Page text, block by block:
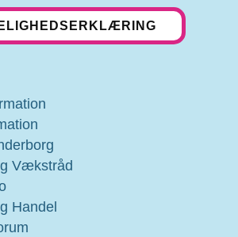
Vækstråd
Handel